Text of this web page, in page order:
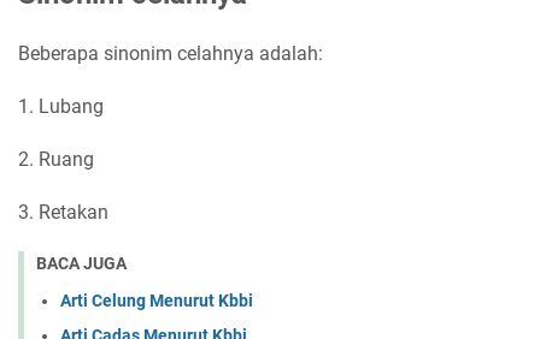
Beberapa sinonim celahnya adalah:
1. Lubang
2. Ruang
3. Retakan
BACA JUGA
Arti Celung Menurut Kbbi
Arti Cadas Menurut Kbbi